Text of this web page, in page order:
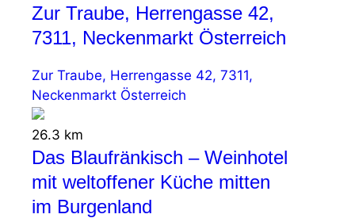
Zur Traube, Herrengasse 42,
7311, Neckenmarkt Österreich
Zur Traube, Herrengasse 42, 7311,
Neckenmarkt Österreich
26.3 km
Das Blaufränkisch – Weinhotel
mit weltoffener Küche mitten
im Burgenland